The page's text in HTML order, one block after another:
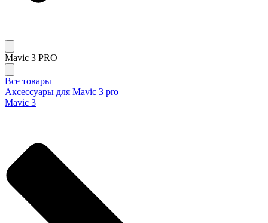
Mavic 3 PRO
Все товары
Аксессуары для Mavic 3 pro
Mavic 3